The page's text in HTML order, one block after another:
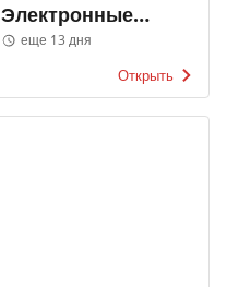
Электронные
каталоги
еще 13 дня
Открыть